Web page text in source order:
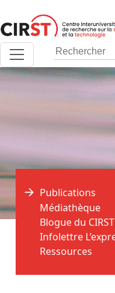
au
contenu
Accueil > Publications
Publications
Médiathèque
Blogue du CIRST
Infolettre
Ressources